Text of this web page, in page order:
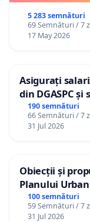
5 283 semnături
69 Semnături / 7
17 May 2026
Asigurați
din DGASPC și
190 semnături
66 Semnături / 7
31 Jul 2026
Obiecții și
Planului
100 semnături
59 Semnături / 7
31 Jul 2026